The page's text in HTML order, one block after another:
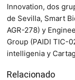
Innovation, dos
de Sevilla, Smart
AGR-278) y
Group (PAIDI TIC-
intelligenia y
Relacionado